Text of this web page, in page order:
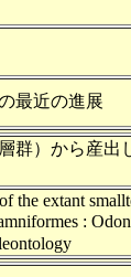
最近の進展
群）から産出
the extant
: